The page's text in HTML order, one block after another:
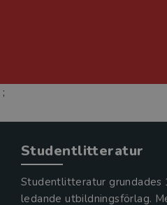
;
Studentlitteratur
Studentlitteratur grundades
ledande utbildningsförlag.